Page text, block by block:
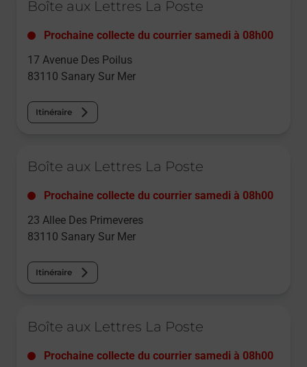
Boîte aux Lettres La Poste
Prochaine collecte du courrier samedi à 08h00
17 Avenue Des Poilus
83110 Sanary Sur Mer
Itinéraire
Boîte aux Lettres La Poste
Prochaine collecte du courrier samedi à 08h00
23 Allee Des Primeveres
83110 Sanary Sur Mer
Itinéraire
Boîte aux Lettres La Poste
Prochaine collecte du courrier samedi à 08h00